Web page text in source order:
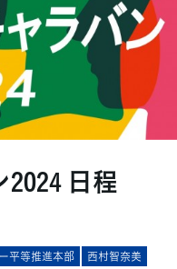
日程
平等推進本部
西村智奈美